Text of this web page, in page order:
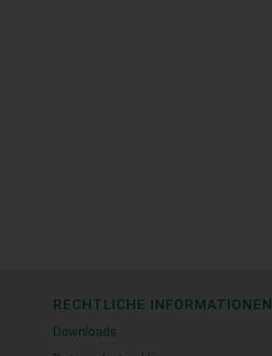
RECHTLICHE INFORMATIONEN
Downloads